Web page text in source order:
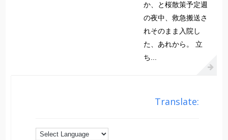
か、と桜散策予定週
の夜中、救急搬送さ
れそのまま入院し
た、あれから。 立
ち...
Translate: